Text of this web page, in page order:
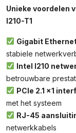
Unieke voordelen
I210-T1
Gigabit
stabiele
Intel I210
betrouwbare
PCIe 2.1 x1
met het systeem
RJ-45
netwerkkabels